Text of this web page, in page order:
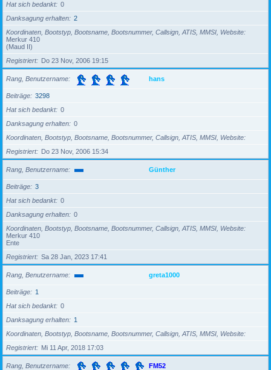
Hat sich bedankt
0
Danksagung erhalten
2
Koordinaten, Bootstyp, Bootsname, Bootsnummer, Callsign, ATIS, MMSI, Website
Merkur 410
(Maud II)
Registriert
Do 23 Nov, 2006 19:15
Rang, Benutzername hans
Beiträge
3298
Hat sich bedankt
0
Danksagung erhalten
0
Koordinaten, Bootstyp, Bootsname, Bootsnummer, Callsign, ATIS, MMSI, Website
Registriert
Do 23 Nov, 2006 15:34
Rang, Benutzername Günther
Beiträge
3
Hat sich bedankt
0
Danksagung erhalten
0
Koordinaten, Bootstyp, Bootsname, Bootsnummer, Callsign, ATIS, MMSI, Website
Merkur 410
Ente
Registriert
Sa 28 Jan, 2023 17:41
Rang, Benutzername greta1000
Beiträge
1
Hat sich bedankt
0
Danksagung erhalten
1
Koordinaten, Bootstyp, Bootsname, Bootsnummer, Callsign, ATIS, MMSI, Website
Registriert
Mi 11 Apr, 2018 17:03
Rang, Benutzername FM52